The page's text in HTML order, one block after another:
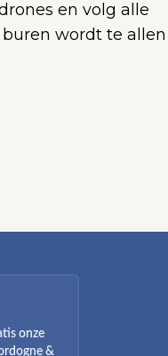
en volg alle
buren wordt te allen
onze
&